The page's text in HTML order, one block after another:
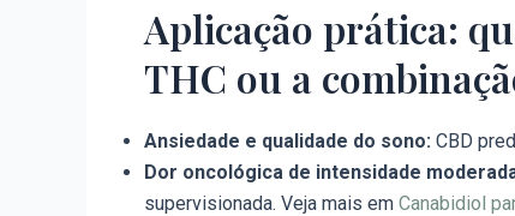
Aplicação prática:
THC ou a
Ansiedade e qualidade do sono: CBD
Dor oncológica de intensidade
supervisionada. Veja mais em Canabidiol